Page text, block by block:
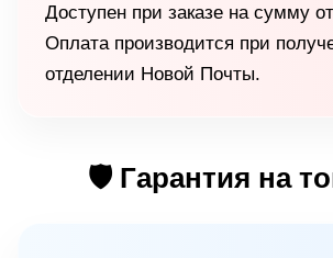
Доступен при заказе на сумму от
Оплата производится при
отделении Новой Почты.
🛡 Гарантия на